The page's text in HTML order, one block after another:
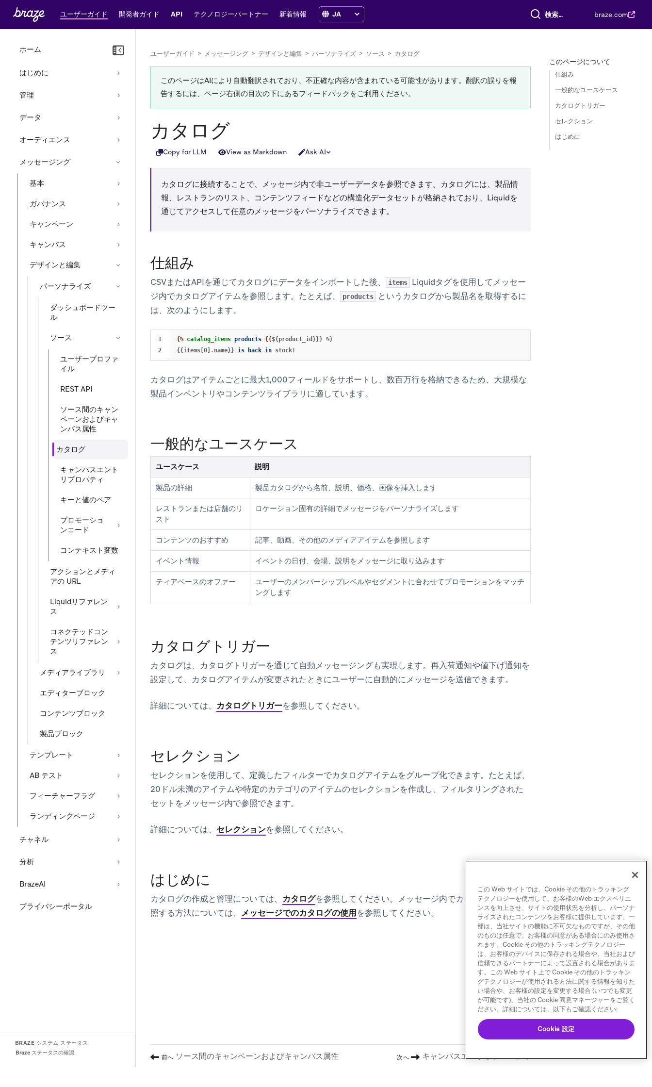
ユーザーガイド 開発者ガイド API テクノロジーパートナー 新着情報 すべて検索 braze.com
ホーム
はじめに
管理
データ
オーディエンス
メッセージング
基本
ガバナンス
キャンペーン
キャンバス
デザインと編集
パーソナライズ
ダッシュボードツー
ル
ソース
ユーザープロファ
イル
REST API
ソース間のキャン
ペーンおよびキャ
ンバス属性
カタログ
キャンバスエント
リプロパティ
キーと値のペア
プロモーショ
ンコード
コンテキスト変数
アクションとメディ
アの URL
Liquidリファレン
ス
コネクテッドコン
テンツリファレン
ス
メディアライブラリ
エディターブロック
コンテンツブロック
製品ブロック
テンプレート
AB テスト
フィーチャーフラグ
ランディングページ
チャネル
分析
BrazeAI
プライバシーポータル
BRAZE システム ステータス
Braze ステータスの確認
ユーザーガイド > メッセージング > デザインと編集 > パーソナライズ > ソース > カタログ
このページはAIにより自動翻訳されており、不正確な内容が含まれている可能性があります。翻訳の誤りを報
告するには、ページ右側の目次の下にあるフィードバックをご利用ください。
カタログ
Copy for LLM View as Markdown Ask AI
カタログに接続することで、メッセージ内で非ユーザーデータを参照できます。カタログには、製品情
報、レストランのリスト、コンテンツフィードなどの構造化データセットが格納されており、Liquidを
通じてアクセスして任意のメッセージをパーソナライズできます。
仕組み
CSVまたはAPIを通じてカタログにデータをインポートした後、 items
Liquidタグを使用してメッセー
ジ内でカタログアイテムを参照します。たとえば、
products
というカタログから製品名を取得するに
は、次のようにします。
1
{% catalog_items products {{ ${product_id}}} %}
{{items[0].name}} is back in stock!
カタログはアイテムごとに最大1,000フィールドをサポートし、数百万行を格納できるため、大規模な
製品インベントリやコンテンツライブラリに適しています。
一般的なユースケース
ユースケース 説明
製品の詳細 製品カタログから名前、説明、価格、画像を挿入します
レストランまたは店舗のリ
スト
ロケーション固有の詳細でメッセージをパーソナライズします
コンテンツのおすすめ 記事、動画、その他のメディアアイテムを参照します
イベント情報 イベントの日付、会場、説明をメッセージに取り込みます
ティアベースのオファー
ユーザーのメンバーシップレベルやセグメントに合わせてプロモーションをマッチ
ングします
カタログトリガー
カタログは、カタログトリガーを通じて自動メッセージングも実現します。再入荷通知や値下げ通知を
設定して、カタログアイテムが変更されたときにユーザーに自動的にメッセージを送信できます。
詳細については、 カタログトリガーを参照してください。
セレクション
セレクションを使用して、定義したフィルターでカタログアイテムをグループ化できます。たとえば、
20ドル未満のアイテムや特定のカテゴリのアイテムのセレクションを作成し、フィルタリングされた
セットをメッセージ内で参照できます。
詳細については、 セレクションを参照してください。
はじめに
カタログの作成と管理については、 カタログを参照してください。メッセージ内でカタログデータを参
照する方法については、 メッセージでのカタログの使用を参照してください。
前へ ソース間のキャンペーンおよびキャンバス属性 次へ キャンバスエントリプロパティ
このページについて
仕組み
一般的なユースケース
カタログトリガー
セレクション
はじめに
この Web サイトでは、Cookie その他のトラッキング
テクノロジーを使用して、お客様のWeb エクスペリエ
ンスを向上させ、サイトの使用状況を分析し、パーソナ
ライズされたコンテンツをお客様に提供しています。一
部は、当社サイトの機能に不可欠なものですが、その他
のものは任意で、お客様の同意がある場合にのみ使用さ
れます。Cookie その他のトラッキングテクノロジー
は、お客様のデバイスに保存される場合や、当社および
信頼できるパートナーによって設置される場合がありま
す。この Web サイト上で Cookie その他のトラッキン
グテクノロジーが使用される方法に関する情報を知りた
い場合や、お客様の設定を変更する場合 (いつでも変更
が可能です)、当社の Cookie 同意マネージャーをご覧く
ださい。詳細については、以下もご確認ください:
Cookie 設定